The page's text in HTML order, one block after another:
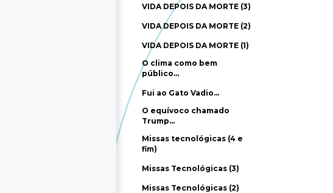
VIDA DEPOIS DA MORTE (3)
VIDA DEPOIS DA MORTE (2)
VIDA DEPOIS DA MORTE (1)
O clima como bem
público…
Fui ao Gato Vadio…
O equívoco chamado
Trump…
Missas tecnológicas (4 e
fim)
Missas Tecnológicas (3)
Missas Tecnológicas (2)